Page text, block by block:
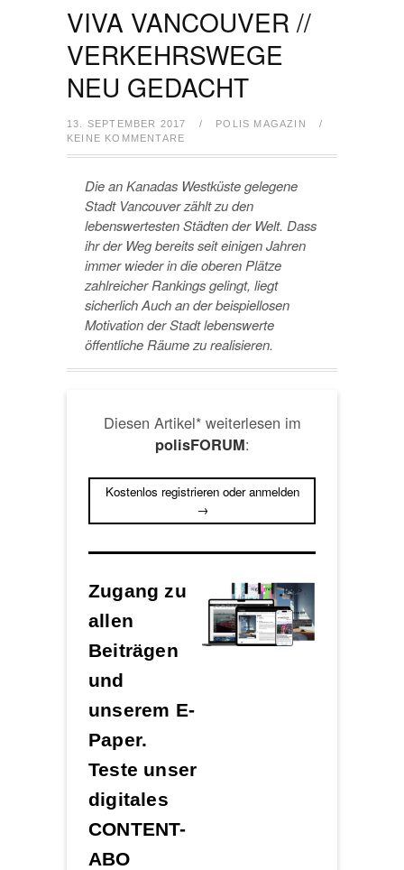
VIVA VANCOUVER //
VERKEHRSWEGE
NEU GEDACHT
13. SEPTEMBER 2017 / POLIS MAGAZIN
/
KEINE KOMMENTARE
Die an Kanadas Westküste gelegene
Stadt Vancouver zählt zu den
lebenswertesten Städten der Welt. Dass
ihr der Weg bereits seit einigen Jahren
immer wieder in die oberen Plätze
zahlreicher Rankings gelingt, liegt
sicherlich Auch an der beispiellosen
Motivation der Stadt lebenswerte
öffentliche Räume zu realisieren.
Diesen Artikel* weiterlesen im
polisFORUM:
Kostenlos registrieren oder anmelden
→
Zugang zu
allen
Beiträgen
und
unserem E-
Paper.
Teste unser
digitales
CONTENT-
ABO